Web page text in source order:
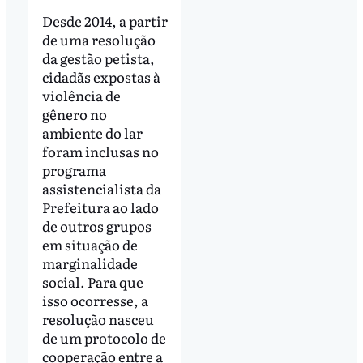
Desde 2014, a partir
de uma resolução
da gestão petista,
cidadãs expostas à
violência de
gênero no
ambiente do lar
foram inclusas no
programa
assistencialista da
Prefeitura ao lado
de outros grupos
em situação de
marginalidade
social. Para que
isso ocorresse, a
resolução nasceu
de um protocolo de
cooperação entre a